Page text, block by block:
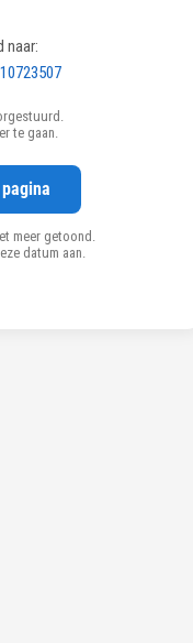
naar:
te gaan.
meer getoond.
datum aan.